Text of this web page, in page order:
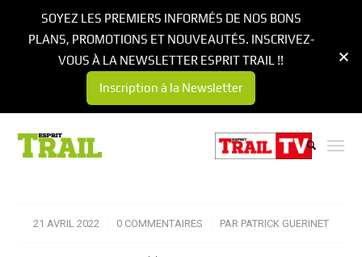
21 AVRIL 2022
/ 0 COMMENTAIRES
/ PAR PATRICK GUERINET
SOYEZ LES PREMIERS INFORMÉS DE NOS BONS
PLANS, PROMOTIONS ET NOUVEAUTÉS. INSCRIVEZ-
VOUS À LA NEWSLETTER ESPRIT TRAIL !!
Inscription à la Newsletter